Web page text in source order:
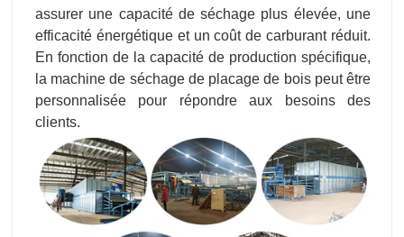
assurer une capacité de séchage plus élevée, une
efficacité énergétique et un coût de carburant réduit.
En fonction de la capacité de production spécifique,
la machine de séchage de placage de bois peut être
personnalisée pour répondre aux besoins des
clients.